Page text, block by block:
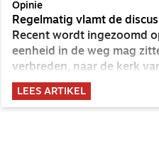
Opinie
Regelmatig vlamt de
Recent wordt ingezoomd
eenheid in de weg mag
verbreden, naar de kerk
moment van de
LEES ARTIKEL